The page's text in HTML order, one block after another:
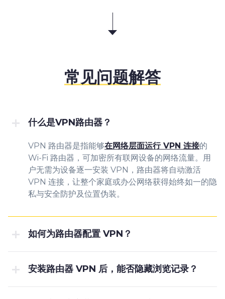
常见问题解答
什么是VPN路由器？
VPN 路由器是指能够在网络层面运行 VPN 连接的
Wi-Fi 路由器，可加密所有联网设备的网络流量。用
户无需为设备逐一安装 VPN，路由器将自动激活
VPN 连接，让整个家庭或办公网络获得始终如一的隐
私与安全防护及位置伪装。
如何为路由器配置 VPN？
安装路由器 VPN 后，能否隐藏浏览记录？